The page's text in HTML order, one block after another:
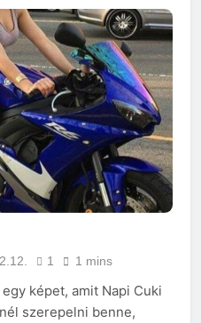
1 1 mins
képet, amit Napi Cuki
szerepelni benne,